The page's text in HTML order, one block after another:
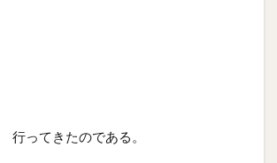
行ってきたのである。